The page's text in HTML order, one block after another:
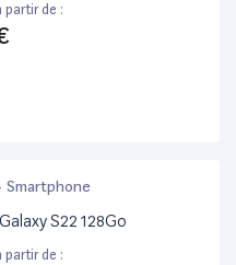
partir de :
Smartphone
S22 128Go
partir de :